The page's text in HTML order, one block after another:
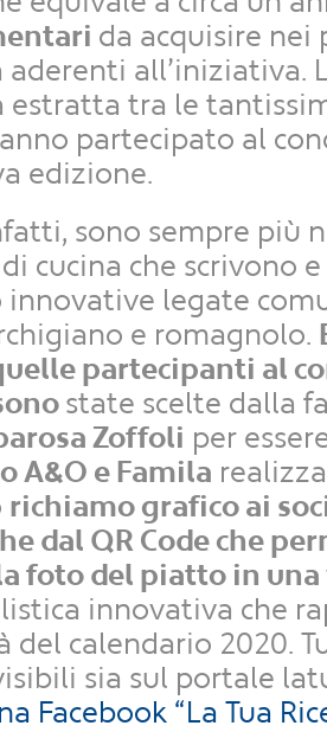
da acquisire
aderenti all’iniziativa.
estratta tra le
partecipato al
edizione.
sono sempre più
cucina che scrivono
legate
e romagnolo.
partecipanti al
state scelte dalla
Zoffoli per
A&O e Famila
richiamo grafico ai
dal QR Code che
foto del piatto in
innovativa che
del calendario 2020.
sia sul portale
Facebook “La Tua